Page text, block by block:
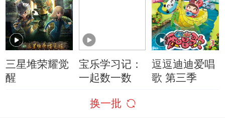
三星堆荣耀觉
醒
宝乐学习记：
一起数一数
逗逗迪迪爱唱
歌 第三季
换一批